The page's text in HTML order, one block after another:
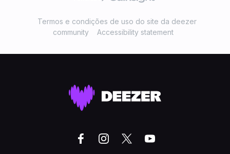
Termos e condições de uso do site da deezer
community
Accessibility statement